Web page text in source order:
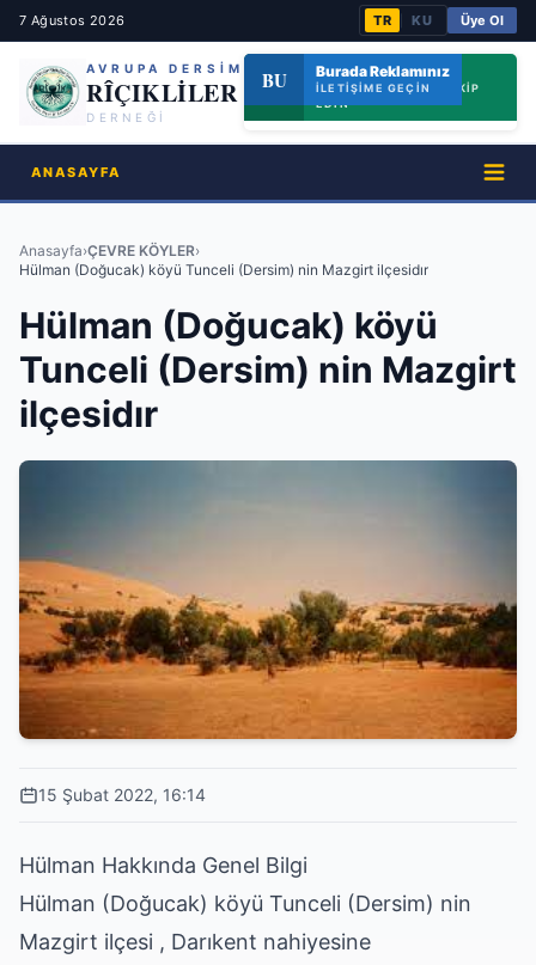
7 Ağustos 2026 TR KU Üye Ol
AVRUPA DERSİM
RÎÇIKLİLER
DERNEĞİ
RI
Riçik Kültür Derneği
ETKINLIKLERIMIZI TAKIP
EDIN
BU Burada Reklamınız
İLETIŞIME GEÇIN
ANASAYFA
Anasayfa›ÇEVRE KÖYLER›
Hülman (Doğucak) köyü Tunceli (Dersim) nin Mazgirt ilçesidır
Hülman (Doğucak) köyü
Tunceli (Dersim) nin Mazgirt
ilçesidır
15 Şubat 2022, 16:14
Hülman Hakkında Genel Bilgi
Hülman (Doğucak) köyü Tunceli (Dersim) nin
Mazgirt ilçesi , Darıkent nahiyesine